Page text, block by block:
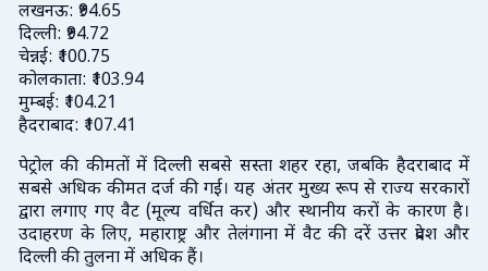
लखनऊ: ₹94.65
दिल्ली: ₹94.72
चेन्नई: ₹100.75
कोलकाता: ₹103.94
मुम्बई: ₹104.21
हैदराबाद: ₹107.41
पेट्रोल की कीमतों में दिल्ली सबसे सस्ता शहर रहा, जबकि हैदराबाद में
सबसे अधिक कीमत दर्ज की गई। यह अंतर मुख्य रूप से राज्य सरकारों
द्वारा लगाए गए वैट (मूल्य वर्धित कर) और स्थानीय करों के कारण है।
उदाहरण के लिए, महाराष्ट्र और तेलंगाना में वैट की दरें उत्तर प्रदेश और
दिल्ली की तुलना में अधिक हैं।